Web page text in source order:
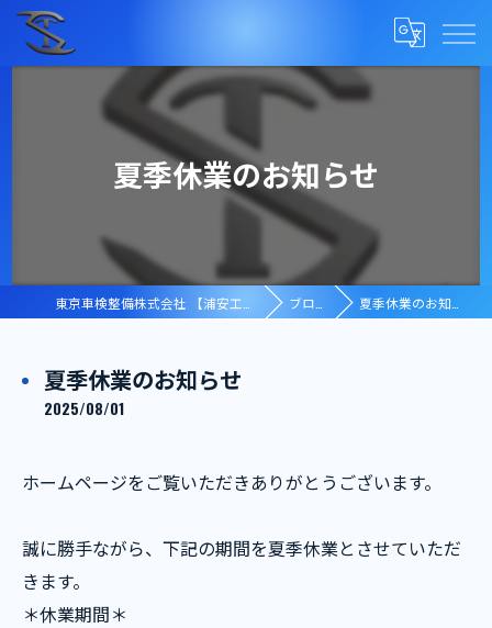
夏季休業のお知らせ
ブログ 夏季休業のお知らせ
夏季休業のお知らせ
2025/08/01
ホームページをご覧いただきありがとうございます。
誠に勝手ながら、下記の期間を夏季休業とさせていただ
きます。
＊休業期間＊